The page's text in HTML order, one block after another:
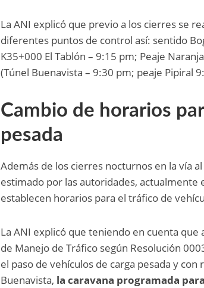
La ANI explicó que previo a los cierres se
diferentes puntos de control así: sentido
K35+000 El Tablón – 9:15 pm; Peaje
(Túnel Buenavista – 9:30 pm; peaje Pipiral
Cambio de horarios
pesada
Además de los cierres nocturnos en la vía
estimado por las autoridades, actualmente
establecen horarios para el tráfico de
La ANI explicó que teniendo en cuenta
de Manejo de Tráfico según Resolución
el paso de vehículos de carga pesada y
Buenavista, la caravana programada